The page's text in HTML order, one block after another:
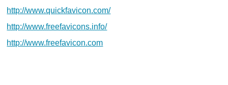
http://www.quickfavicon.com/
http://www.freefavicons.info/
http://www.freefavicon.com